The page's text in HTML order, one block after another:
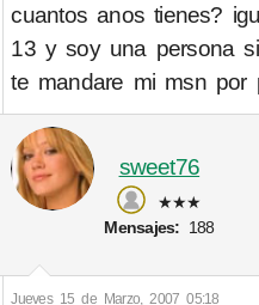
cuantos anos tienes?
13 y soy una persona
te mandare mi msn por
sweet76
★★★
Mensajes: 188
Jueves 15 de Marzo, 2007 05:18